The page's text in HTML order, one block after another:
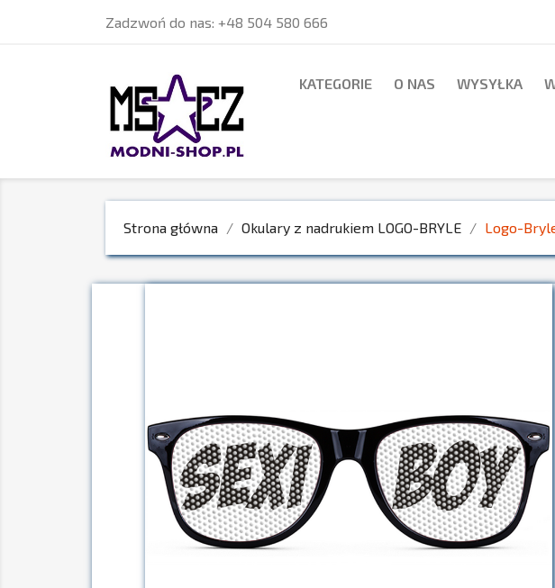
Zadzwoń do nas: +48 504 580 666
KATEGORIE O NAS WYSYŁKA
Strona główna Okulary z nadrukiem LOGO-BRYLE Logo-